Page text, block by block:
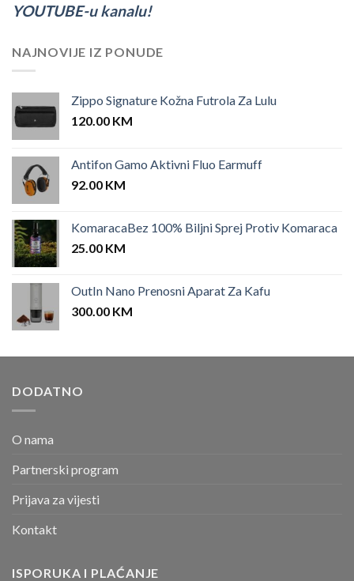
YOUTUBE-u kanalu!
NAJNOVIJE IZ PONUDE
Zippo Signature Kožna Futrola Za Lulu
120.00 KM
Antifon Gamo Aktivni Fluo Earmuff
92.00 KM
KomaracaBez 100% Biljni Sprej Protiv Komaraca
25.00 KM
OutIn Nano Prenosni Aparat Za Kafu
300.00 KM
DODATNO
O nama
Partnerski program
Prijava za vijesti
Kontakt
ISPORUKA I PLAĆANJE